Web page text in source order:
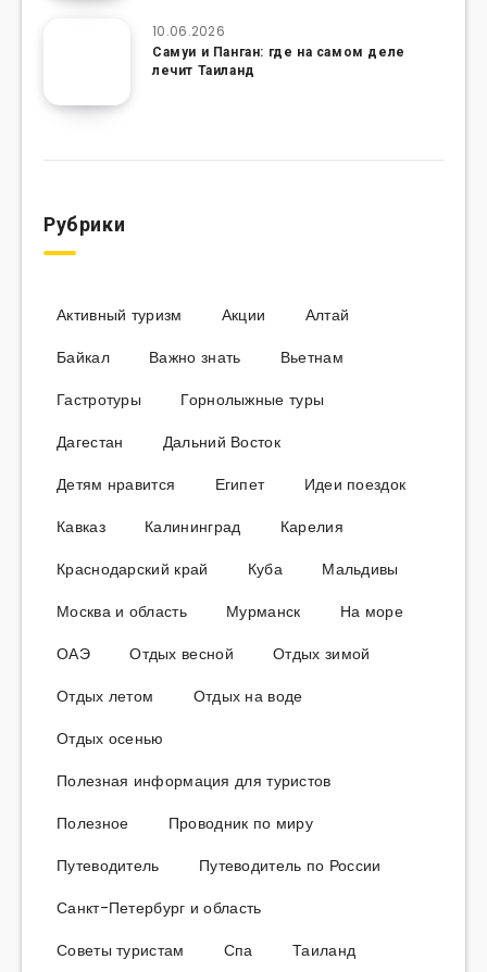
10.06.2026
Самуи и Панган: где на самом деле
лечит Таиланд
Рубрики
Активный туризм Акции
Алтай
Байкал
Важно знать
Вьетнам
Гастротуры
Горнолыжные туры
Дагестан
Дальний Восток
Детям нравится
Египет
Идеи поездок
Кавказ
Калининград
Карелия
Краснодарский край
Куба
Мальдивы
Москва и область
Мурманск
На море
ОАЭ
Отдых весной
Отдых зимой
Отдых летом
Отдых на воде
Отдых осенью
Полезная информация для туристов
Полезное
Проводник по миру
Путеводитель
Путеводитель по России
Санкт-Петербург и область
Советы туристам
Спа Таиланд